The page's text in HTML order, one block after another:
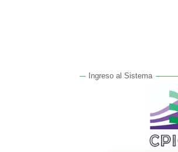
Ingreso al Sistema